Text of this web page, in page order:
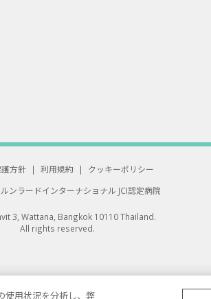
方針 | 利用規約 |
クッキーポリシー
ンラードインターナショナル JCI認定病院
3, Wattana, Bangkok 10110 Thailand.
All rights reserved.
使用状況を分析し、弊